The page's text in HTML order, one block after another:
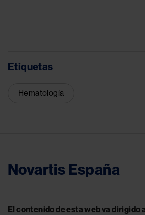
Etiquetas
Hematología
Novartis España
El contenido de esta web va dirigido